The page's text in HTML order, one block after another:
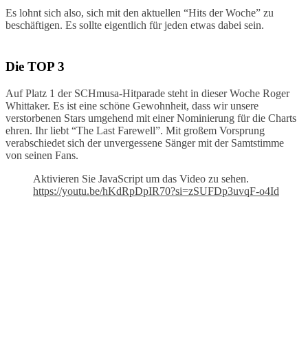
Es lohnt sich also, sich mit den aktuellen “Hits der Woche” zu
beschäftigen. Es sollte eigentlich für jeden etwas dabei sein.
Die TOP 3
Auf Platz 1 der SCHmusa-Hitparade steht in dieser Woche Roger
Whittaker. Es ist eine schöne Gewohnheit, dass wir unsere
verstorbenen Stars umgehend mit einer Nominierung für die Charts
ehren. Ihr liebt “The Last Farewell”. Mit großem Vorsprung
verabschiedet sich der unvergessene Sänger mit der Samtstimme
von seinen Fans.
Aktivieren Sie JavaScript um das Video zu sehen.
https://youtu.be/hKdRpDpIR70?si=zSUFDp3uvqF-o4Id